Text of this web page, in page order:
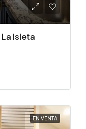
Isleta
EN VENTA